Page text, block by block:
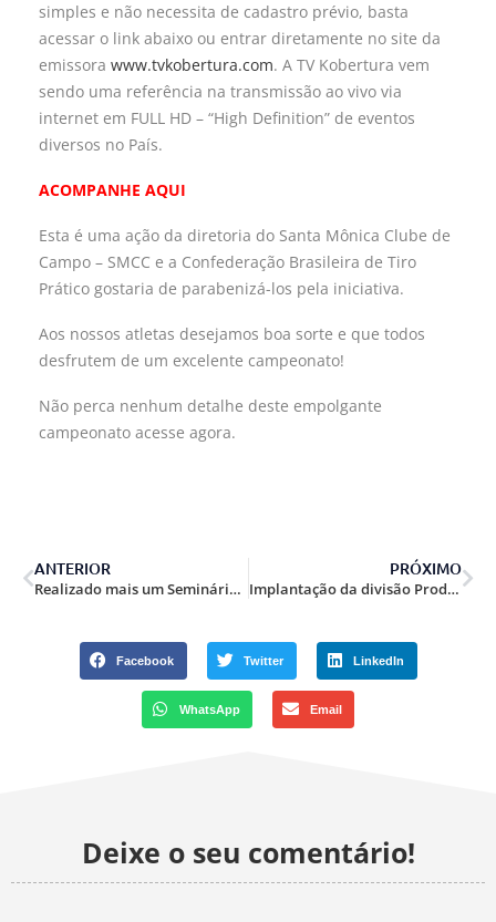
simples e não necessita de cadastro prévio, basta
acessar o link abaixo ou entrar diretamente no site da
emissora www.tvkobertura.com. A TV Kobertura vem
sendo uma referência na transmissão ao vivo via
internet em FULL HD – “High Definition” de eventos
diversos no País.
ACOMPANHE AQUI
Esta é uma ação da diretoria do Santa Mônica Clube de
Campo – SMCC e a Confederação Brasileira de Tiro
Prático gostaria de parabenizá-los pela iniciativa.
Aos nossos atletas desejamos boa sorte e que todos
desfrutem de um excelente campeonato!
Não perca nenhum detalhe deste empolgante
campeonato acesse agora.
ANTERIOR
Realizado mais um Seminário de Formação de Range Officer em Eusébio/CE.
PRÓXIMO
Implantação da divisão Productions Optics.
Facebook Twitter LinkedIn
WhatsApp Email
Deixe o seu comentário!